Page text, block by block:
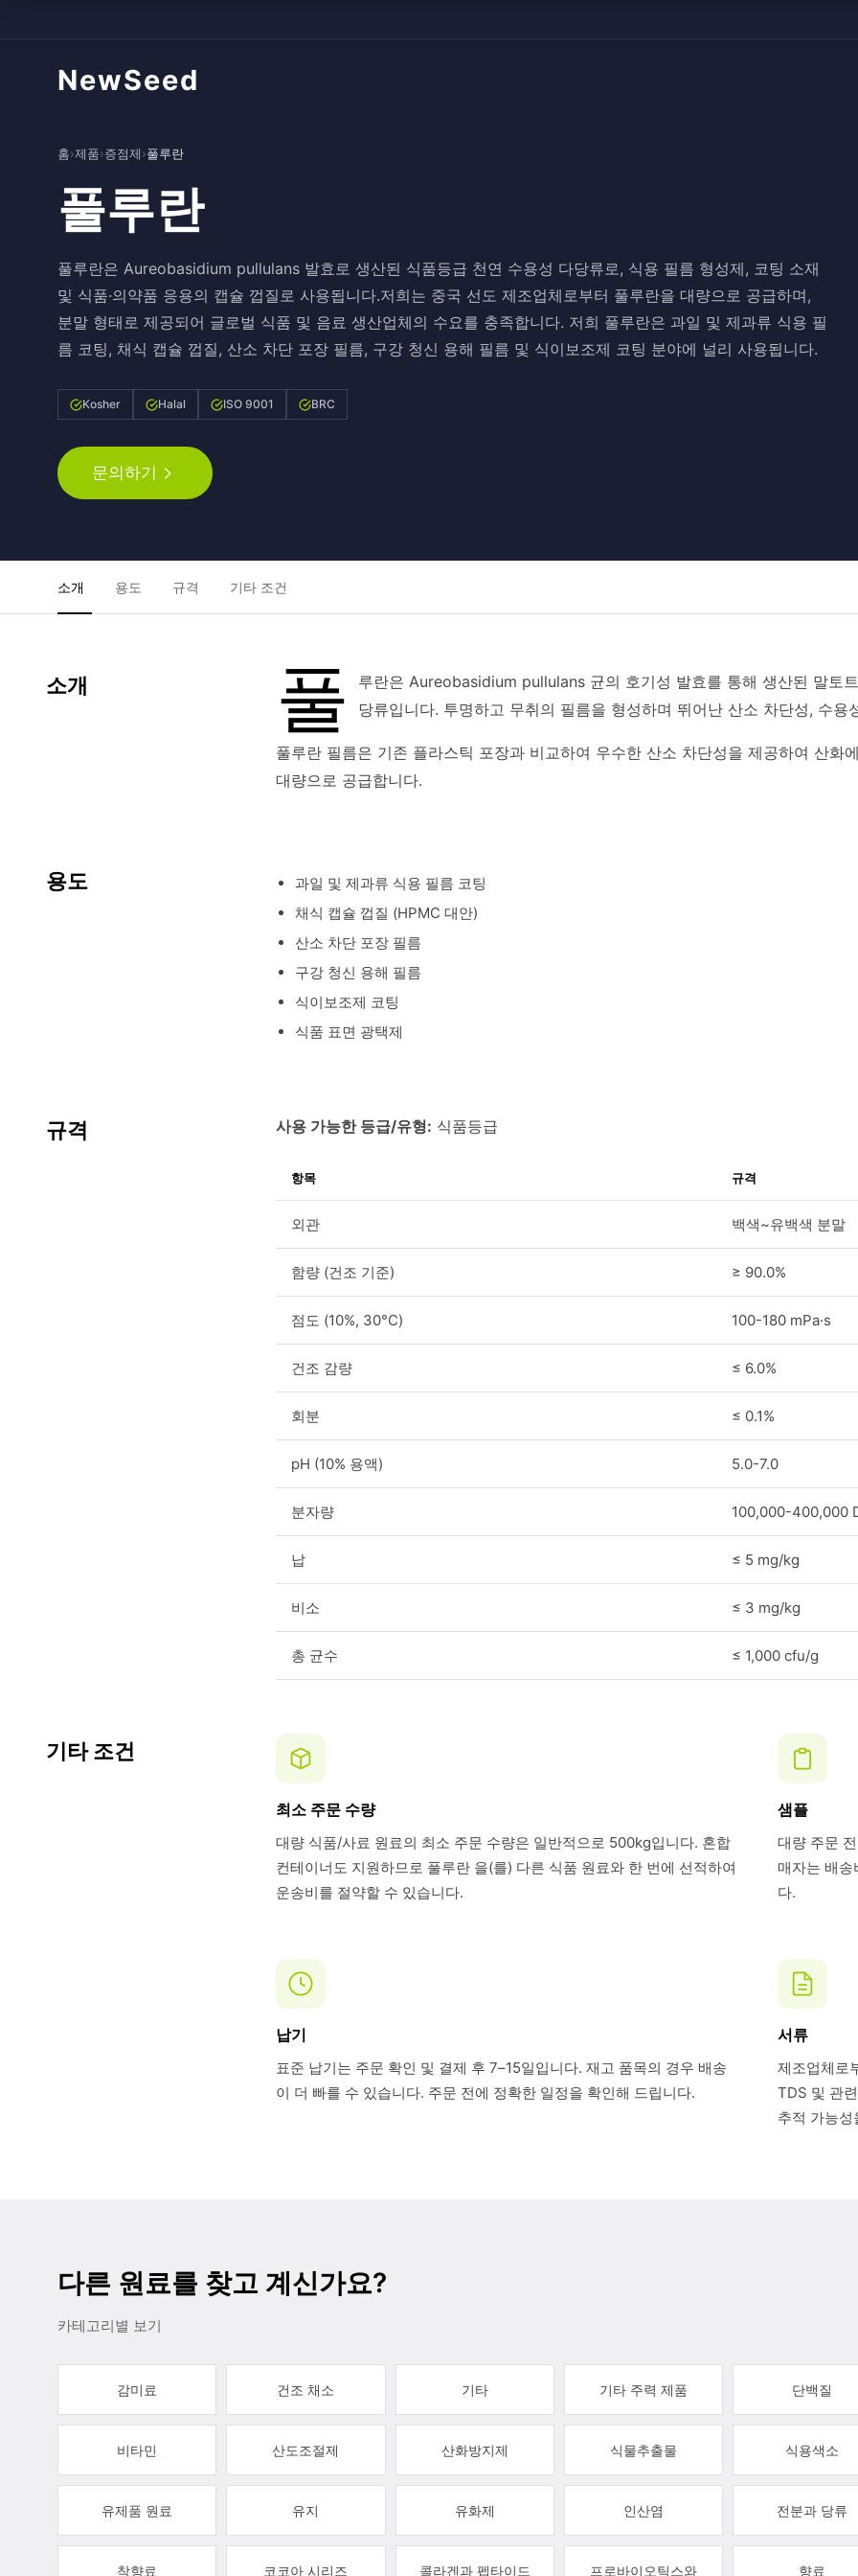
NewSeed
홈›제품›증점제›풀루란
풀루란
풀루란은 Aureobasidium pullulans 발효로 생산된 식품등급 천연 수용성 다당류로, 식용 필름 형성제, 코팅 소재
및 식품·의약품 응용의 캡슐 껍질로 사용됩니다.저희는 중국 선도 제조업체로부터 풀루란을 대량으로 공급하며,
분말 형태로 제공되어 글로벌 식품 및 음료 생산업체의 수요를 충족합니다. 저희 풀루란은 과일 및 제과류 식용 필
름 코팅, 채식 캡슐 껍질, 산소 차단 포장 필름, 구강 청신 용해 필름 및 식이보조제 코팅 분야에 널리 사용됩니다.
Kosher Halal ISO 9001 BRC
문의하기
소개 용도 규격 기타 조건
소개 풀
루란은 Aureobasidium pullulans 균의 호기성 발효를 통해 생산된 말토
당류입니다. 투명하고 무취의 필름을 형성하며 뛰어난 산소 차단성, 수용
풀루란 필름은 기존 플라스틱 포장과 비교하여 우수한 산소 차단성을 제공하여 산화
대량으로 공급합니다.
용도
과일 및 제과류 식용 필름 코팅
채식 캡슐 껍질 (HPMC 대안)
산소 차단 포장 필름
구강 청신 용해 필름
식이보조제 코팅
식품 표면 광택제
규격 사용 가능한 등급/유형: 식품등급
항목 규격
외관 백색~유백색 분말
함량 (건조 기준) ≥ 90.0%
점도 (10%, 30°C) 100-180 mPa·s
건조 감량 ≤ 6.0%
회분 ≤ 0.1%
pH (10% 용액) 5.0-7.0
분자량 100,000-400,000
납 ≤ 5 mg/kg
비소 ≤ 3 mg/kg
총 균수 ≤ 1,000 cfu/g
기타 조건
최소 주문 수량
대량 식품/사료 원료의 최소 주문 수량은 일반적으로 500kg입니다. 혼합
컨테이너도 지원하므로 풀루란 을(를) 다른 식품 원료와 한 번에 선적하여
운송비를 절약할 수 있습니다.
샘플
대량 주문
매자는 배
다.
납기
표준 납기는 주문 확인 및 결제 후 7–15일입니다. 재고 품목의 경우 배송
이 더 빠를 수 있습니다. 주문 전에 정확한 일정을 확인해 드립니다.
서류
제조업체로
TDS 및 관
추적 가능
다른 원료를 찾고 계신가요?
카테고리별 보기
감미료 건조 채소 기타 기타 주력 제품 단백질
비타민 산도조절제 산화방지제 식물추출물 식용색소
유제품 원료 유지 유화제 인산염 전분과 당류
착향료 코코아 시리즈 콜라겐과 펩타이드 프로바이오틱스와 향료